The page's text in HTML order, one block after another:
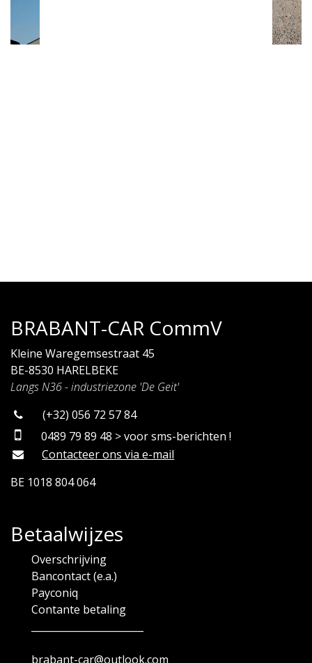
BRABANT-CAR CommV
Kleine Waregemsestraat 45
BE-8530 HARELBEKE
Langs N36 - industriezone 'De Geit'
(+32) 056 72 57 84
0489 79 89 48 > voor sms-berichten !
Contacteer ons via e-mail
BE 1018 804 064
Betaalwijzes
Overschrijving
Bancontact (e.a.)
Payconiq
Contante betaling
brabant-car@outlook.com